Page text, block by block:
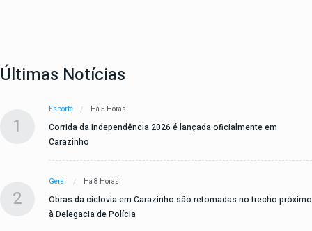
Últimas Notícias
1
Esporte Há 5 Horas
Corrida da Independência 2026 é lançada oficialmente em
Carazinho
2
Geral Há 8 Horas
Obras da ciclovia em Carazinho são retomadas no trecho próximo
à Delegacia de Polícia